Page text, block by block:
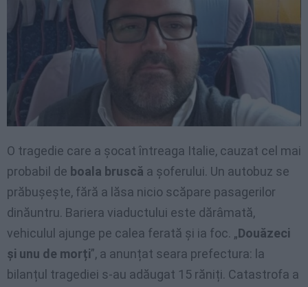
O tragedie care a șocat întreaga Italie, cauzat cel mai
probabil de boala bruscă a șoferului. Un autobuz se
prăbușește, fără a lăsa nicio scăpare pasagerilor
dinăuntru. Bariera viaductului este dărâmată,
vehiculul ajunge pe calea ferată și ia foc. „Douăzeci
și unu de morți”, a anunțat seara prefectura: la
bilanțul tragediei s-au adăugat 15 răniți. Catastrofa a